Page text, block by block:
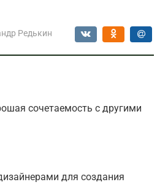
Редькин
сочетаемость с другими
для создания